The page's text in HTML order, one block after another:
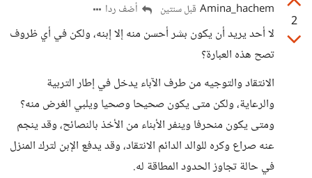
2
Amina_hachem قبل سنتين أضف ردا
لا أحد يريد أن يكون بشر أحسن منه إلا إبنه، ولكن في أي ظروف
تصح هذه العبارة؟
الانتقاد والتوجيه من طرف الآباء يدخل في إطار التربية
والرعاية، ولكن متى يكون صحيحا وصحيا ويلبي الغرض منه؟
ومتى يكون منحرفا وينفر الأبناء من الأخذ بالنصائح، وقد ينجم
عنه صراع وكره للوالد الدائم الانتقاد، وقد يدفع الإبن لترك المنزل
في حالة تجاوز الحدود المطاقة له.